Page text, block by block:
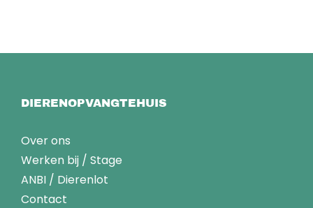
DIERENOPVANGTEHUIS
Over ons
Werken bij / Stage
ANBI / Dierenlot
Contact